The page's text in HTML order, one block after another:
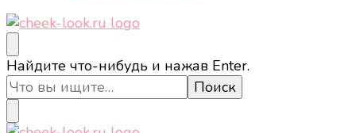
cheek-look.ru
Женский сайт о звездах и кино, а также трендах,
здоровом образе жизни, спорте, стиле, отдыхе и
еде.
Ищите
что-
то?
Найдите что-нибудь и нажав Enter.